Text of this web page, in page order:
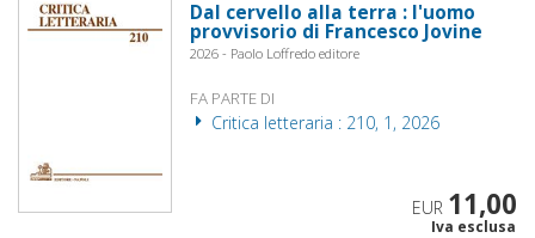
Dal cervello alla terra : l'uomo
provvisorio di Francesco Jovine
2026 - Paolo Loffredo editore
FA PARTE DI
Critica letteraria : 210, 1, 2026
EUR 11,00
Iva esclusa